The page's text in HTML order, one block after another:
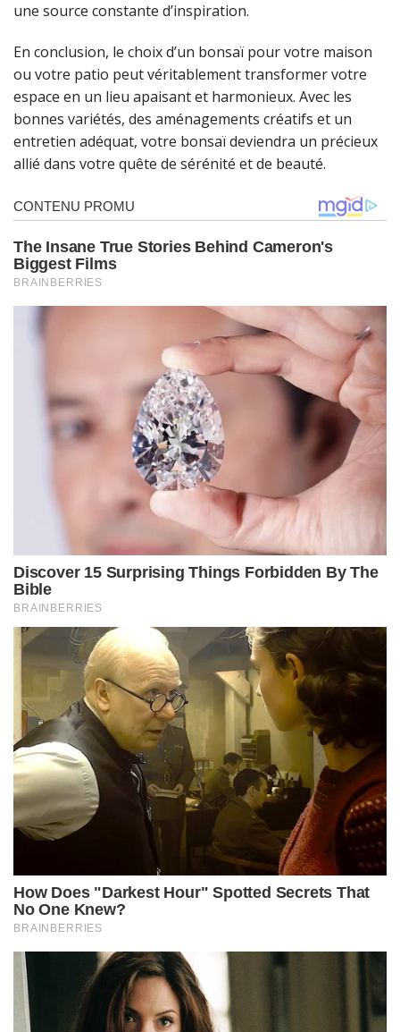
une source constante d’inspiration.
En conclusion, le choix d’un bonsaï pour votre maison
ou votre patio peut véritablement transformer votre
espace en un lieu apaisant et harmonieux. Avec les
bonnes variétés, des aménagements créatifs et un
entretien adéquat, votre bonsaï deviendra un précieux
allié dans votre quête de sérénité et de beauté.